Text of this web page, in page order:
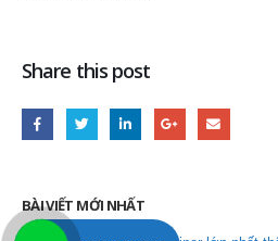
Share this post
BÀI VIẾT MỚI NHẤT